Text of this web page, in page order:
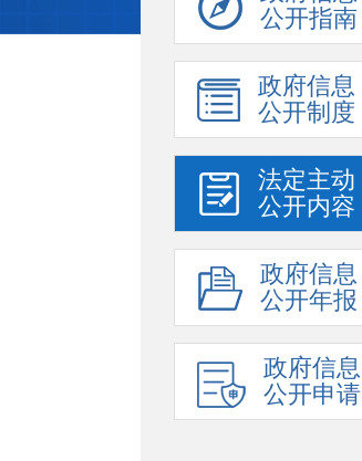
公开指南
政府信息
公开制度
法定主动
公开内容
政府信息
公开年报
政府信息
公开申请